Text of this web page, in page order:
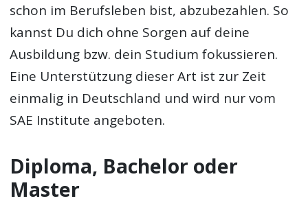
schon im Berufsleben bist, abzubezahlen. So
kannst Du dich ohne Sorgen auf deine
Ausbildung bzw. dein Studium fokussieren.
Eine Unterstützung dieser Art ist zur Zeit
einmalig in Deutschland und wird nur vom
SAE Institute angeboten.
Diploma, Bachelor oder
Master